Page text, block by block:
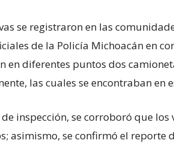
se registraron en las
de la Policía Michoacán en
en diferentes puntos dos
las cuales se encontraban en
inspección, se corroboró que
asimismo, se confirmó el reporte